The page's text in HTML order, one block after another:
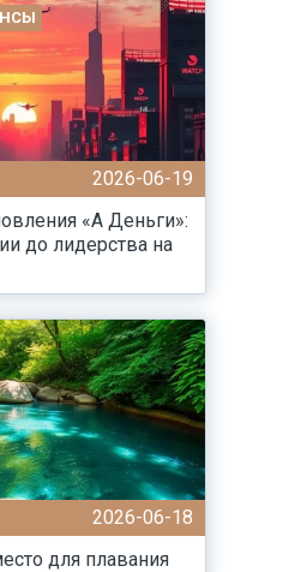
2026-06-19
«А Деньги»:
до лидерства на
2026-06-18
для плавания